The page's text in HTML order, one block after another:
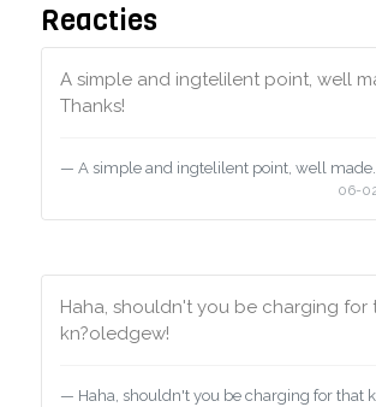
Reacties
A simple and ingtelilent point, well
Thanks!
A simple and ingtelilent point, well
06-
Haha, shouldn't you be charging for
kn?oledgew!
Haha, shouldn't you be charging for that